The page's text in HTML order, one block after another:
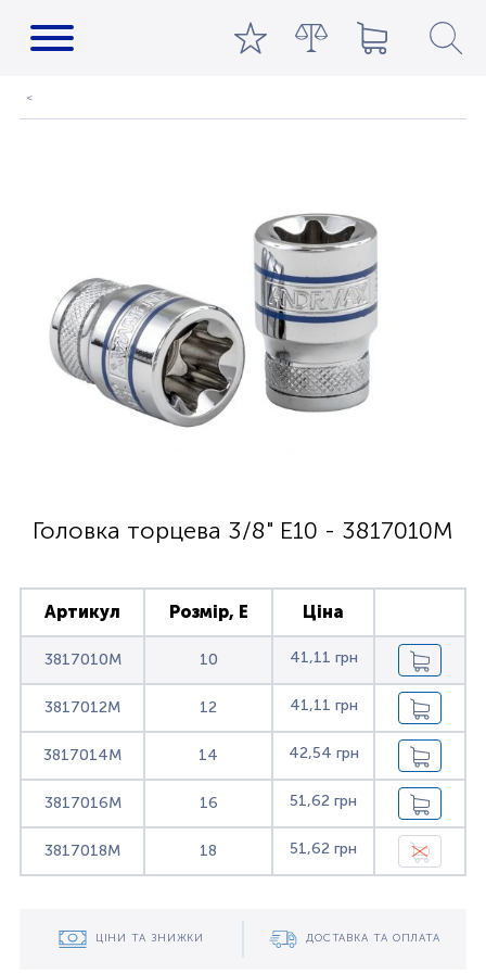
Головка торцева 3/8" Е10 - 3817010M
Артикул Розмір, E Ціна
3817010M 10 41,11 грн
3817012M 12 41,11 грн
3817014M 14 42,54 грн
3817016M 16 51,62 грн
3817018M 18 51,62 грн
ЦІНИ ТА ЗНИЖКИ ДОСТАВКА ТА ОПЛАТА